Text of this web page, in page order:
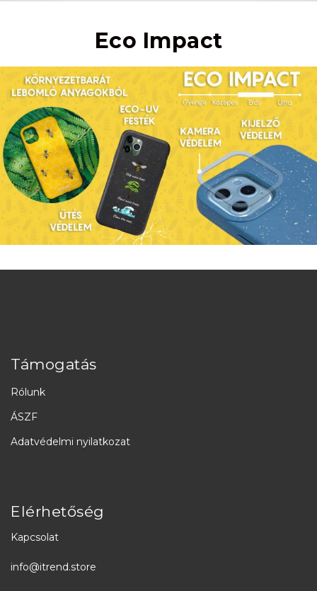
Eco Impact
Támogatás
Rólunk
ÁSZF
Adatvédelmi nyilatkozat
Elérhetőség
Kapcsolat
info@itrend.store